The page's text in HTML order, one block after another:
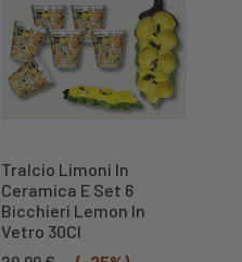
Tralcio Limoni In
Ceramica E Set 6
Bicchieri Lemon In
Vetro 30Cl